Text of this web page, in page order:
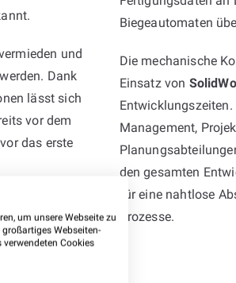
und
Dank
lässt sich
vor dem
das erste
Biegeautomaten
Die mechanische
Einsatz von
Management,
den gesamten
für eine nahtlose
Prozesse.
um unsere Webseite zu
Webseiten-
Cookies